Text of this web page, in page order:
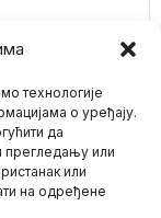
технологије
о уређају.
да
прегледању или
или
на одређене